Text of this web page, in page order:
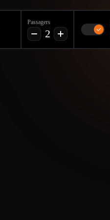
Passagers
2